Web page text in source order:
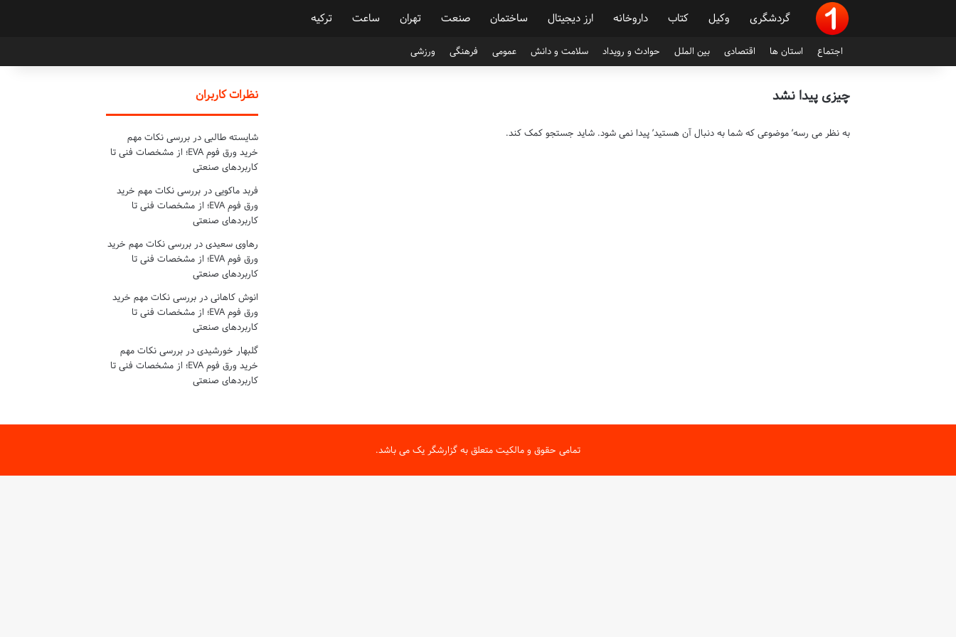
گردشگری وکیل کتاب داروخانه ارز دیجیتال ساختمان صنعت تهران ساعت ترکیه
اجتماع استان ها اقتصادی بین الملل حوادث و رویداد سلامت و دانش عمومی فرهنگی ورزشی
چیزی پیدا نشد
به نظر می رسه’ موضوعی که شما به دنبال آن هستید’ پیدا نمی شود. شاید جستجو کمک کند.
نظرات کاربران
شایسته طالبیدر بررسی نکات مهم
خرید ورق فوم EVA؛ از مشخصات فنی تا
کاربردهای صنعتی
فربد ماکوییدر بررسی نکات مهم خرید
ورق فوم EVA؛ از مشخصات فنی تا
کاربردهای صنعتی
رهاوی سعیدیدر بررسی نکات مهم خرید
ورق فوم EVA؛ از مشخصات فنی تا
کاربردهای صنعتی
انوش کاهانیدر بررسی نکات مهم خرید
ورق فوم EVA؛ از مشخصات فنی تا
کاربردهای صنعتی
گلبهار خورشیدیدر بررسی نکات مهم
خرید ورق فوم EVA؛ از مشخصات فنی تا
کاربردهای صنعتی
تمامی حقوق و مالکیت متعلق به گزارشگر یک می باشد.